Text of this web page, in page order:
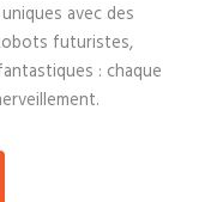
avec des
futuristes,
: chaque